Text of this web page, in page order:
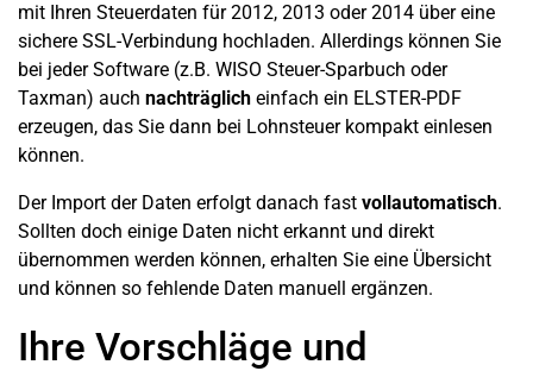
mit Ihren Steuerdaten für 2012, 2013 oder 2014 über eine
sichere SSL-Verbindung hochladen. Allerdings können Sie
bei jeder Software (z.B. WISO Steuer-Sparbuch oder
Taxman) auch nachträglich einfach ein ELSTER-PDF
erzeugen, das Sie dann bei Lohnsteuer kompakt einlesen
können.
Der Import der Daten erfolgt danach fast vollautomatisch.
Sollten doch einige Daten nicht erkannt und direkt
übernommen werden können, erhalten Sie eine Übersicht
und können so fehlende Daten manuell ergänzen.
Ihre Vorschläge und